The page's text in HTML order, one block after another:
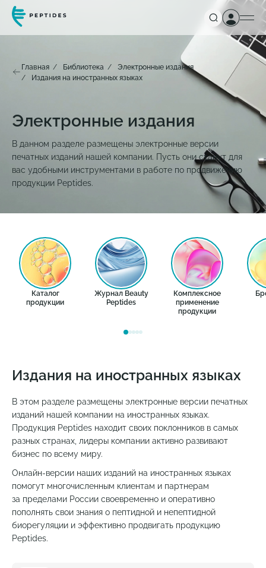
Главная Библиотека
Электронные издания
Издания на иностранных языках
Электронные издания
В данном разделе размещены электронные версии
печатных изданий нашей компании. Пусть они станут для
вас удобными инструментами в работе по продвижению
продукции Peptides.
Каталог
продукции
Журнал Beauty
Peptides
Комплексное
применение
продукции
Издания на иностранных языках
В этом разделе размещены электронные версии печатных
изданий нашей компании на иностранных языках.
Продукция Peptides находит своих поклонников в самых
разных странах, лидеры компании активно развивают
бизнес по всему миру.
Онлайн-версии наших изданий на иностранных языках
помогут многочисленным клиентам и партнерам
за пределами России своевременно и оперативно
пополнять свои знания о пептидной и непептидной
биорегуляции и эффективно продвигать продукцию
Peptides.